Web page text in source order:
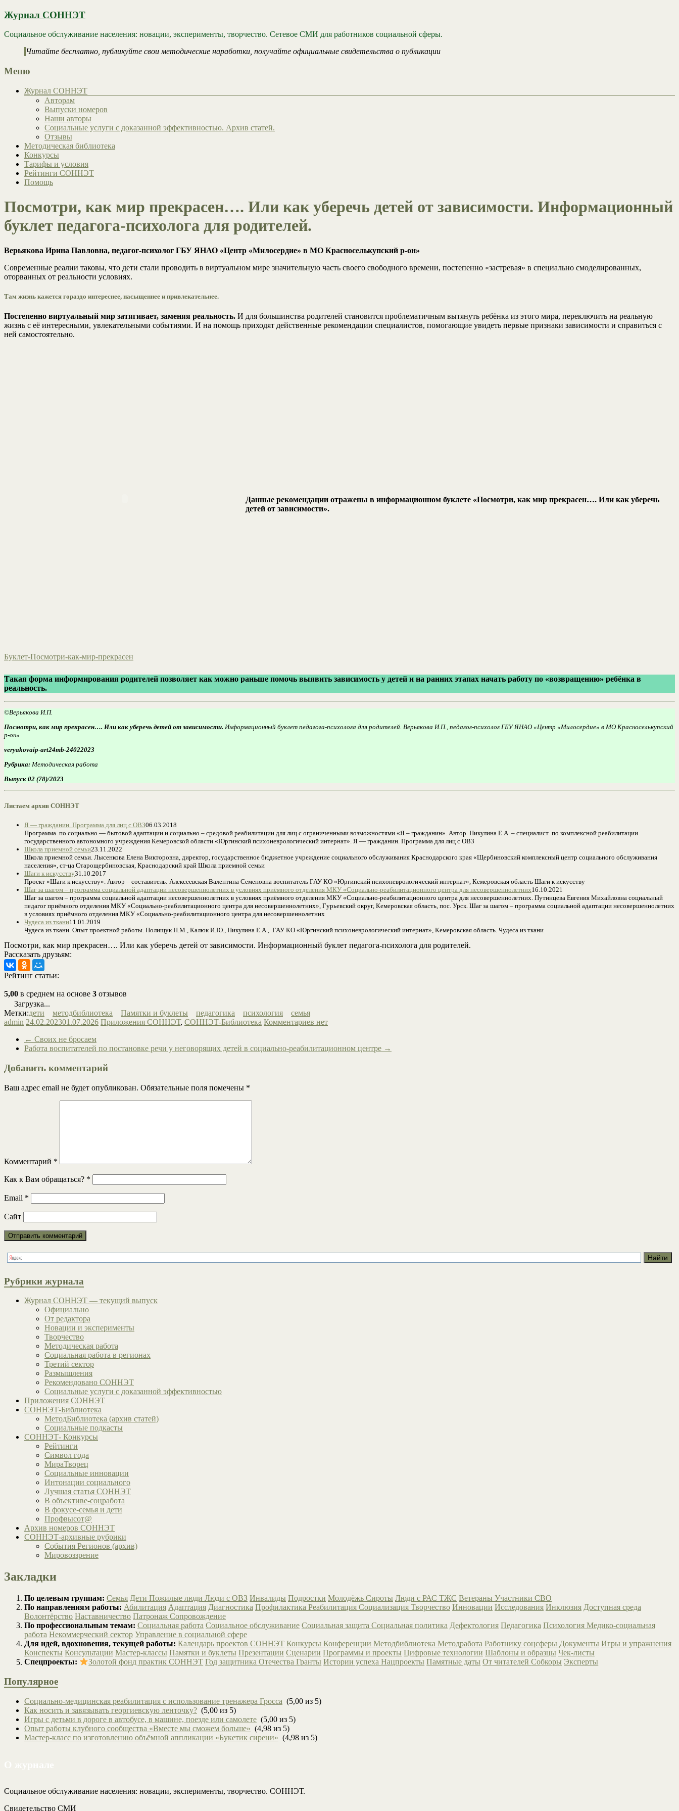
Журнал СОННЭТ
Социальное обслуживание населения: новации, эксперименты, творчество. Сетевое СМИ для работников социальной сферы.
Читайте бесплатно, публикуйте свои методические наработки, получайте официальные свидетельства о публикации
Меню
Журнал СОННЭТ
Авторам
Выпуски номеров
Наши авторы
Социальные услуги с доказанной эффективностью. Архив статей.
Отзывы
Методическая библиотека
Конкурсы
Тарифы и условия
Рейтинги СОННЭТ
Помощь
Посмотри, как мир прекрасен…. Или как уберечь детей от зависимости. Информационный
буклет педагога-психолога для родителей.
Верьякова Ирина Павловна, педагог-психолог ГБУ ЯНАО «Центр «Милосердие» в МО Красноселькупский р-он»
Современные реалии таковы, что дети стали проводить в виртуальном мире значительную часть своего свободного времени, постепенно «застревая» в специально смоделированных,
оторванных от реальности условиях.
Там жизнь кажется гораздо интереснее, насыщеннее и привлекательнее.
Постепенно виртуальный мир затягивает, заменяя реальность. И для большинства родителей становится проблематичным вытянуть ребёнка из этого мира, переключить на реальную
жизнь с её интересными, увлекательными событиями. И на помощь приходят действенные рекомендации специалистов, помогающие увидеть первые признаки зависимости и справиться с
ней самостоятельно.
Буклет-Посмотри-как-мир-прекрасен
Данные рекомендации отражены в информационном буклете «Посмотри, как мир прекрасен…. Или как уберечь
детей от зависимости».
Такая форма информирования родителей позволяет как можно раньше помочь выявить зависимость у детей и на ранних этапах начать работу по «возвращению» ребёнка в
реальность.
©Верьякова И.П.
Посмотри, как мир прекрасен…. Или как уберечь детей от зависимости. Информационный буклет педагога-психолога для родителей. Верьякова И.П., педагог-психолог ГБУ ЯНАО «Центр «Милосердие» в МО Красноселькупский
р-он»
veryakovaip-art24mb-24022023
Рубрика: Методическая работа
Выпуск 02 (78)/2023
Листаем архив СОННЭТ
Я — гражданин. Программа для лиц с ОВЗ06.03.2018
Программа по социально — бытовой адаптации и социально – средовой реабилитации для лиц с ограниченными возможностями «Я – гражданин». Автор Никулина Е.А. – специалист по комплексной реабилитации
государственного автономного учреждения Кемеровской области «Юргинский психоневрологический интернат». Я — гражданин. Программа для лиц с ОВЗ
Школа приемной семьи23.11.2022
Школа приемной семьи. Лысенкова Елена Викторовна, директор, государственное бюджетное учреждение социального обслуживания Краснодарского края «Щербиновский комплексный центр социального обслуживания
населения», ст-ца Старощербиновская, Краснодарский край Школа приемной семьи
Шаги к искусству31.10.2017
Проект «Шаги к искусству». Автор – составитель: Алексеевская Валентина Семеновна воспитатель ГАУ КО «Юргинский психоневрологический интернат», Кемеровская область Шаги к искусству
Шаг за шагом – программа социальной адаптации несовершеннолетних в условиях приёмного отделения МКУ «Социально-реабилитационного центра для несовершеннолетних16.10.2021
Шаг за шагом – программа социальной адаптации несовершеннолетних в условиях приёмного отделения МКУ «Социально-реабилитационного центра для несовершеннолетних. Путинцева Евгения Михайловна социальный
педагог приёмного отделения МКУ «Социально-реабилитационного центра для несовершеннолетних», Гурьевский округ, Кемеровская область, пос. Урск. Шаг за шагом – программа социальной адаптации несовершеннолетних
в условиях приёмного отделения МКУ «Социально-реабилитационного центра для несовершеннолетних
Чудеса из ткани11.01.2019
Чудеса из ткани. Опыт проектной работы. Полищук Н.М., Калюк И.Ю., Никулина Е.А., ГАУ КО «Юргинский психоневрологический интернат», Кемеровская область. Чудеса из ткани
Посмотри, как мир прекрасен…. Или как уберечь детей от зависимости. Информационный буклет педагога-психолога для родителей.
Рассказать друзьям:
Рейтинг статьи:
5,00 в среднем на основе 3 отзывов
Загрузка...
Метки:дети методбиблиотека Памятки и буклеты педагогика психология
семья
admin 24.02.202301.07.2026 Приложения СОННЭТ, СОННЭТ-Библиотека Комментариев нет
← Своих не бросаем
Работа воспитателей по постановке речи у неговорящих детей в социально-реабилитационном центре →
Добавить комментарий
Ваш адрес email не будет опубликован. Обязательные поля помечены *
Комментарий *
Как к Вам обращаться? *
Email *
Сайт
Рубрики журнала
Журнал СОННЭТ — текущий выпуск
Официально
От редактора
Новации и эксперименты
Творчество
Методическая работа
Социальная работа в регионах
Третий сектор
Размышления
Рекомендовано СОННЭТ
Социальные услуги с доказанной эффективностью
Приложения СОННЭТ
СОННЭТ-Библиотека
МетодБиблиотека (архив статей)
Социальные подкасты
СОННЭТ- Конкурсы
Рейтинги
Символ года
МираТворец
Социальные инновации
Интонации социального
Лучшая статья СОННЭТ
В объективе-соцработа
В фокусе-семья и дети
Профвысот@
Архив номеров СОННЭТ
СОННЭТ-архивные рубрики
События Регионов (архив)
Мировоззрение
Закладки
По целевым группам: Семья Дети Пожилые люди Люди с ОВЗ Инвалиды Подростки Молодёжь Сироты Люди с РАС ТЖС Ветераны Участники СВО
По направлениям работы: Абилитация Адаптация Диагностика Профилактика Реабилитация Социализация Творчество Инновации Исследования Инклюзия Доступная среда
Волонтёрство Наставничество Патронаж Сопровождение
По профессиональным темам: Социальная работа Социальное обслуживание Социальная защита Социальная политика Дефектология Педагогика Психология Медико-социальная
работа Некоммерческий сектор Управление в социальной сфере
Для идей, вдохновения, текущей работы: Календарь проектов СОННЭТ Конкурсы Конференции Методбиблиотека Методработа Работнику соцсферы Документы Игры и упражнения
Конспекты Консультации Мастер-классы Памятки и буклеты Презентации Сценарии Программы и проекты Цифровые технологии Шаблоны и образцы Чек-листы
Спецпроекты:
Золотой фонд практик СОННЭТ Год защитника ОтечестваГранты Истории успехаНацпроекты Памятные даты От читателейСобкоры Эксперты
Популярное
Социально-медицинская реабилитация с использование тренажера Гросса (5,00 из 5)
Как носить и завязывать георгиевскую ленточку? (5,00 из 5)
Игры с детьми в дороге в автобусе, в машине, поезде или самолете (5,00 из 5)
Опыт работы клубного сообщества «Вместе мы сможем больше» (4,98 из 5)
Мастер-класс по изготовлению объёмной аппликации «Букетик сирени» (4,98 из 5)
Социальное обслуживание населения: новации, эксперименты, творчество. СОННЭТ.
Свидетельство СМИ